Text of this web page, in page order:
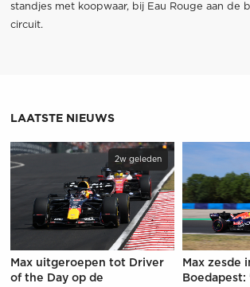
standjes met koopwaar, bij Eau Rouge aan de
circuit.
LAATSTE NIEUWS
2w geleden
Max uitgeroepen tot Driver
of the Day op de
Max zesde
Boedapest: